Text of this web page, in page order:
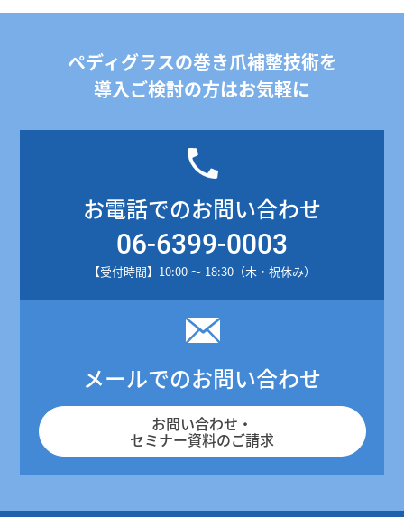
ペディグラスの巻き爪補整技術を
導入ご検討の方はお気軽に
お電話でのお問い合わせ
06-6399-0003
【受付時間】10:00 ～ 18:30（木・祝休み）
メールでのお問い合わせ
お問い合わせ・
セミナー資料のご請求